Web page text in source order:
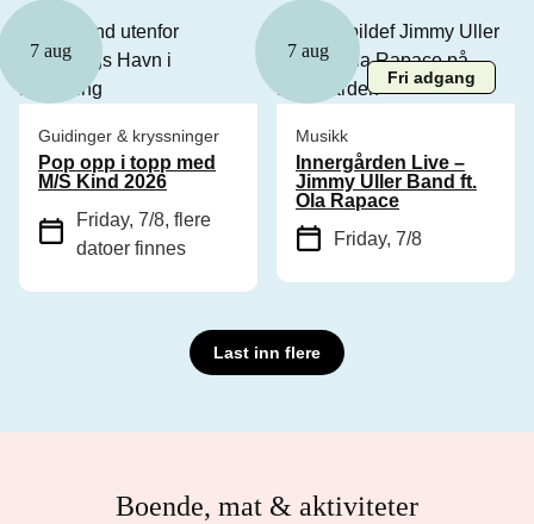
7 aug
Guidinger & kryssninger
Pop opp i topp med
M/S Kind 2026
Friday, 7/8, flere
datoer finnes
7 aug
Fri adgang
Musikk
Innergården Live –
Jimmy Uller Band ft.
Ola Rapace
Friday, 7/8
Last inn flere
Boende, mat & aktiviteter